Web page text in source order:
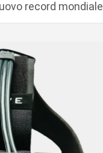
record mondiale